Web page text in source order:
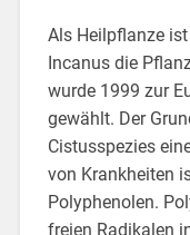
Als Heilpflanze
Incanus die
wurde 1999 zur
gewählt. Der
Cistusspezies
von Krankheiten
Polyphenolen.
freien Radikalen